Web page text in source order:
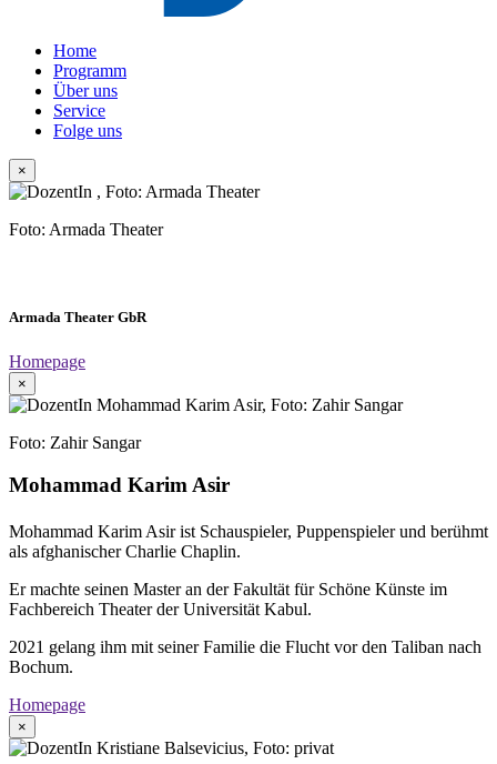
Home
Programm
Über uns
Service
Folge uns
×
Foto: Armada Theater
Armada Theater GbR
Homepage
×
Foto: Zahir Sangar
Mohammad Karim Asir
Mohammad Karim Asir ist Schauspieler, Puppenspieler und berühmt
als afghanischer Charlie Chaplin.
Er machte seinen Master an der Fakultät für Schöne Künste im
Fachbereich Theater der Universität Kabul.
2021 gelang ihm mit seiner Familie die Flucht vor den Taliban nach
Bochum.
Homepage
×